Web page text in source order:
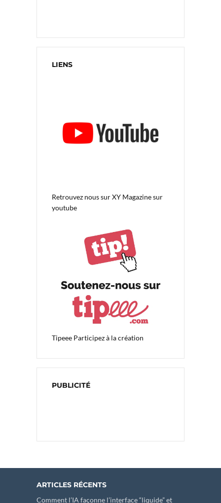
LIENS
Retrouvez nous surXY Magazine sur
youtube
Tipeee Participez à la création
PUBLICITÉ
ARTICLES RÉCENTS
Comment l’IA façonne l’interface “liquide” et